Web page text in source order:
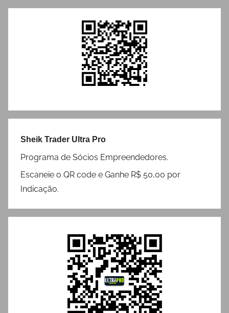
Sheik Trader Ultra Pro
Programa de Sócios Empreendedores.
Escaneie o QR code e Ganhe R$ 50,00 por
Indicação.